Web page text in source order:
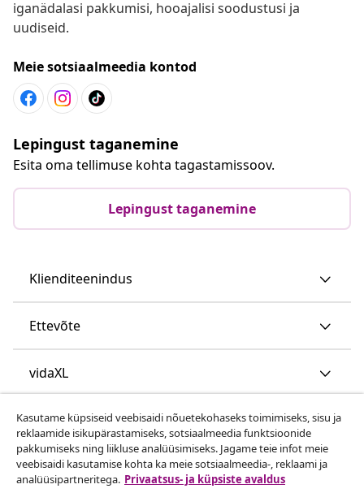
iganädalasi pakkumisi, hooajalisi soodustusi ja
uudiseid.
Meie sotsiaalmeedia kontod
Lepingust taganemine
Esita oma tellimuse kohta tagastamissoov.
Lepingust taganemine
Klienditeenindus
Ettevõte
vidaXL
Vaata rohkem
Kasutame küpsiseid veebisaidi nõuetekohaseks toimimiseks, sisu ja
reklaamide isikupärastamiseks, sotsiaalmeedia funktsioonide
pakkumiseks ning liikluse analüüsimiseks. Jagame teie infot meie
veebisaidi kasutamise kohta ka meie sotsiaalmeedia-, reklaami ja
analüüsipartneritega. Privaatsus- ja küpsiste avaldus